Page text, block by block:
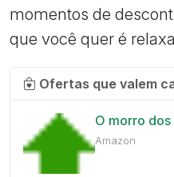
momentos de
que você quer é
Ofertas que valem
O morro
Amazon